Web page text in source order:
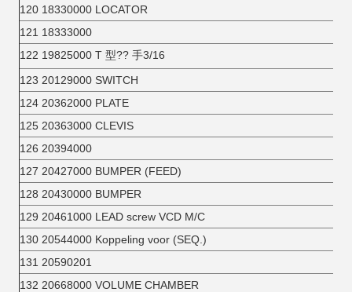
120 18330000 LOCATOR
121 18333000
122 19825000 T 型?? 手3/16
123 20129000 SWITCH
124 20362000 PLATE
125 20363000 CLEVIS
126 20394000
127 20427000 BUMPER (FEED)
128 20430000 BUMPER
129 20461000 LEAD screw VCD M/C
130 20544000 Koppeling voor (SEQ.)
131 20590201
132 20668000 VOLUME CHAMBER